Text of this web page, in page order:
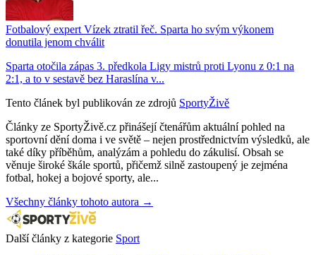
Fotbalový expert Vízek ztratil řeč. Sparta ho svým výkonem
donutila jenom chválit
Sparta otočila zápas 3. předkola Ligy mistrů proti Lyonu z 0:1 na
2:1, a to v sestavě bez Haraslína v...
Tento článek byl publikován ze zdrojů SportyŽivě
Články ze SportyŽivě.cz přinášejí čtenářům aktuální pohled na
sportovní dění doma i ve světě – nejen prostřednictvím výsledků, ale
také díky příběhům, analýzám a pohledu do zákulisí. Obsah se
věnuje široké škále sportů, přičemž silně zastoupený je zejména
fotbal, hokej a bojové sporty, ale...
Všechny články tohoto autora →
Další články z kategorie Sport